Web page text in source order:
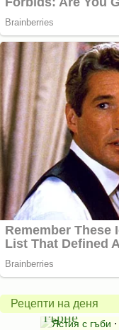
Рецепти на деня
Телешки
джолан
в
гърне
Ястия с гъби ⋅